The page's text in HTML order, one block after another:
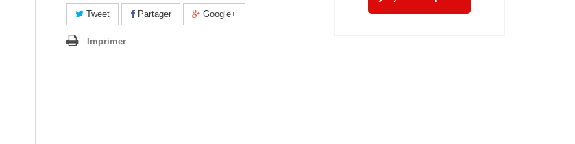
Tweet Partager Google+
Imprimer